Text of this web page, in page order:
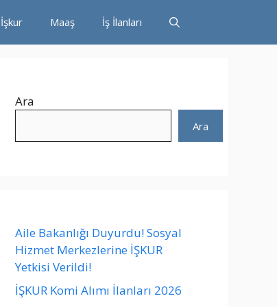
İşkur Maaş İş İlanları
Ara
Ara
Aile Bakanlığı Duyurdu! Sosyal
Hizmet Merkezlerine İŞKUR
Yetkisi Verildi!
İŞKUR Komi Alımı İlanları 2026